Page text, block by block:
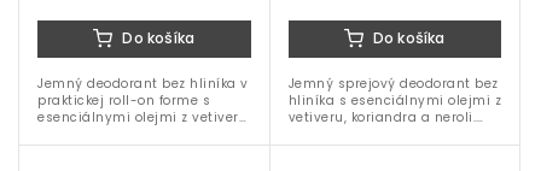
Do košíka
Jemný deodorant bez hliníka v
praktickej roll-on forme s
esenciálnymi olejmi z vetiveru,
účinnú ochranu pred
Do košíka
Jemný sprejový deodorant bez
hliníka s esenciálnymi olejmi z
vetiveru, koriandra a neroli.
pred nepríjemným zápachom